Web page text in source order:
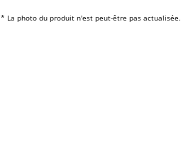
* La photo du produit n'est peut-être pas actualisée.